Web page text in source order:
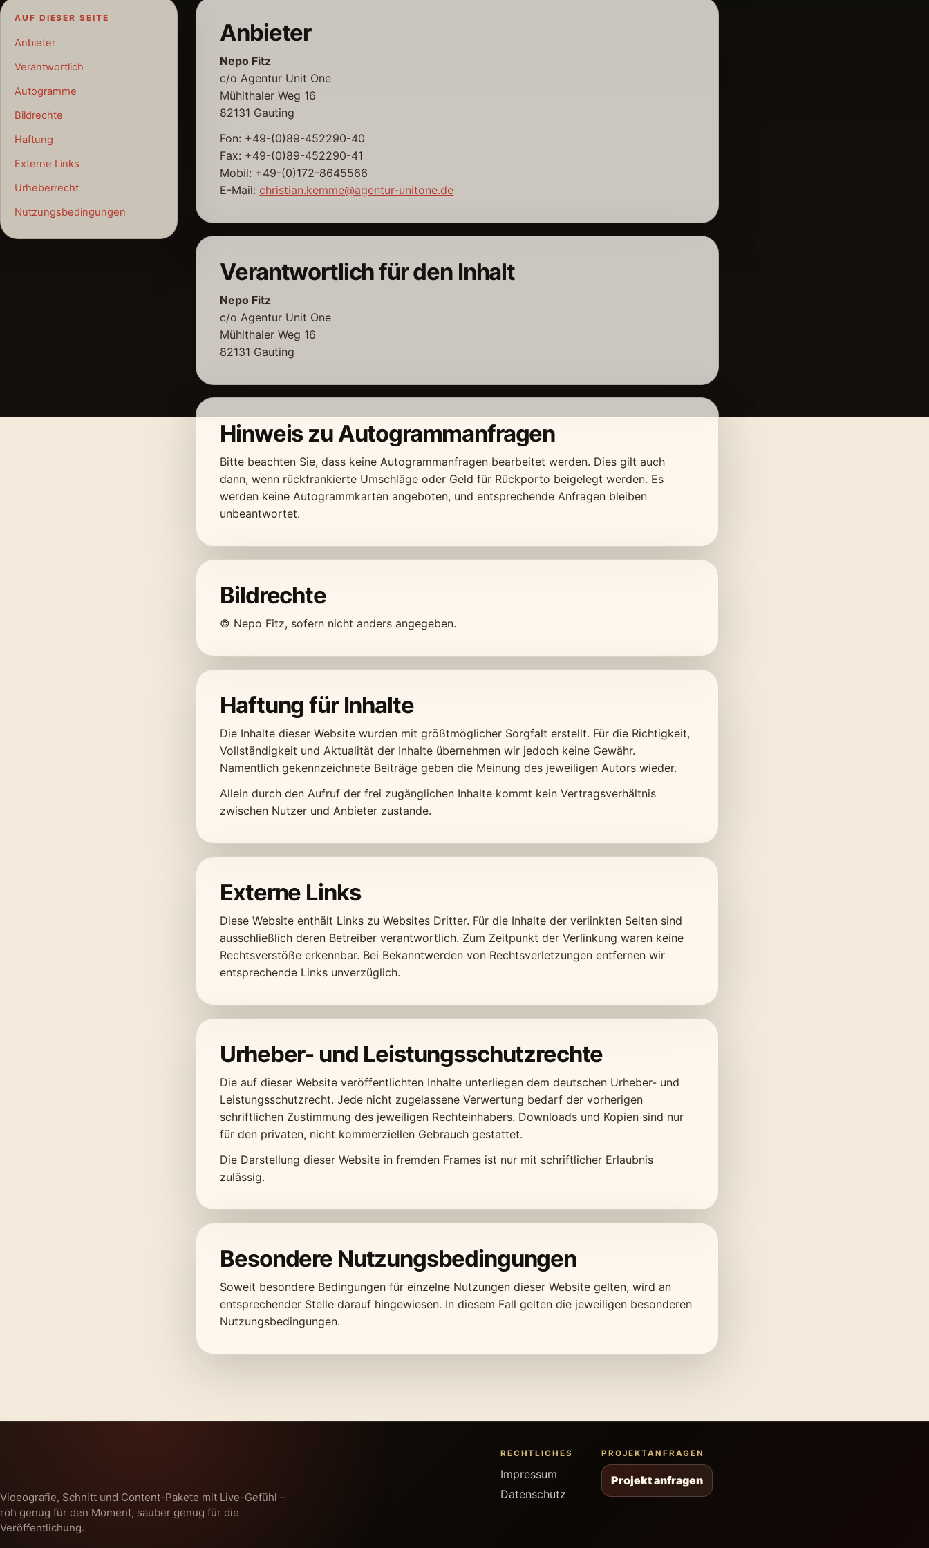
AUF DIESER SEITE
Anbieter
Verantwortlich
Autogramme
Bildrechte
Haftung
Externe Links
Urheberrecht
Nutzungsbedingungen
Anbieter
Nepo Fitz
c/o Agentur Unit One
Mühlthaler Weg 16
82131 Gauting
Fon: +49-(0)89-452290-40
Fax: +49-(0)89-452290-41
Mobil: +49-(0)172-8645566
E-Mail: christian.kemme@agentur-unitone.de
Verantwortlich für den Inhalt
Nepo Fitz
c/o Agentur Unit One
Mühlthaler Weg 16
82131 Gauting
Hinweis zu Autogrammanfragen
Bitte beachten Sie, dass keine Autogrammanfragen bearbeitet werden. Dies gilt auch
dann, wenn rückfrankierte Umschläge oder Geld für Rückporto beigelegt werden. Es
werden keine Autogrammkarten angeboten, und entsprechende Anfragen bleiben
unbeantwortet.
Bildrechte
© Nepo Fitz, sofern nicht anders angegeben.
Haftung für Inhalte
Die Inhalte dieser Website wurden mit größtmöglicher Sorgfalt erstellt. Für die Richtigkeit,
Vollständigkeit und Aktualität der Inhalte übernehmen wir jedoch keine Gewähr.
Namentlich gekennzeichnete Beiträge geben die Meinung des jeweiligen Autors wieder.
Allein durch den Aufruf der frei zugänglichen Inhalte kommt kein Vertragsverhältnis
zwischen Nutzer und Anbieter zustande.
Externe Links
Diese Website enthält Links zu Websites Dritter. Für die Inhalte der verlinkten Seiten sind
ausschließlich deren Betreiber verantwortlich. Zum Zeitpunkt der Verlinkung waren keine
Rechtsverstöße erkennbar. Bei Bekanntwerden von Rechtsverletzungen entfernen wir
entsprechende Links unverzüglich.
Urheber- und Leistungsschutzrechte
Die auf dieser Website veröffentlichten Inhalte unterliegen dem deutschen Urheber- und
Leistungsschutzrecht. Jede nicht zugelassene Verwertung bedarf der vorherigen
schriftlichen Zustimmung des jeweiligen Rechteinhabers. Downloads und Kopien sind nur
für den privaten, nicht kommerziellen Gebrauch gestattet.
Die Darstellung dieser Website in fremden Frames ist nur mit schriftlicher Erlaubnis
zulässig.
Besondere Nutzungsbedingungen
Soweit besondere Bedingungen für einzelne Nutzungen dieser Website gelten, wird an
entsprechender Stelle darauf hingewiesen. In diesem Fall gelten die jeweiligen besonderen
Nutzungsbedingungen.
Videografie, Schnitt und Content-Pakete mit Live-Gefühl –
roh genug für den Moment, sauber genug für die
Veröffentlichung.
RECHTLICHES
Impressum
Datenschutz
PROJEKTANFRAGEN
Projekt anfragen